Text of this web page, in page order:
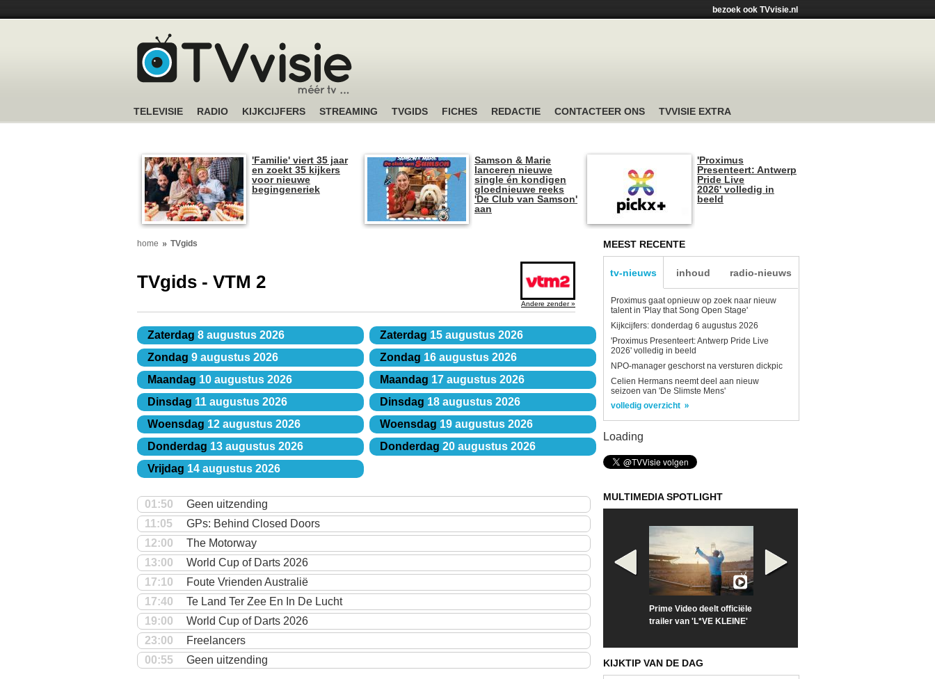
bezoek ook TVvisie.nl
TELEVISIE RADIO KIJKCIJFERS STREAMING TVGIDS FICHES REDACTIE CONTACTEER ONS TVVISIE EXTRA
'Familie' viert 35 jaar
en zoekt 35 kijkers
voor nieuwe
begingeneriek
Samson & Marie
lanceren nieuwe
single én kondigen
gloednieuwe reeks
'De Club van Samson'
aan
'Proximus
Presenteert: Antwerp
Pride Live
2026' volledig in
beeld
home TVgids
TVgids - VTM 2
Andere zender »
Zaterdag 8 augustus 2026
Zondag 9 augustus 2026
Maandag 10 augustus 2026
Dinsdag 11 augustus 2026
Woensdag 12 augustus 2026
Donderdag 13 augustus 2026
Vrijdag 14 augustus 2026
Zaterdag 15 augustus 2026
Zondag 16 augustus 2026
Maandag 17 augustus 2026
Dinsdag 18 augustus 2026
Woensdag 19 augustus 2026
Donderdag 20 augustus 2026
01:50
Geen uitzending
11:05
GPs: Behind Closed Doors
12:00
The Motorway
13:00
World Cup of Darts 2026
17:10
Foute Vrienden Australië
17:40
Te Land Ter Zee En In De Lucht
19:00
World Cup of Darts 2026
23:00
Freelancers
00:55
Geen uitzending
MEEST RECENTE
tv-nieuws inhoud radio-nieuws
Proximus gaat opnieuw op zoek naar nieuw
talent in 'Play that Song Open Stage'
Kijkcijfers: donderdag 6 augustus 2026
'Proximus Presenteert: Antwerp Pride Live
2026' volledig in beeld
NPO-manager geschorst na versturen dickpic
Celien Hermans neemt deel aan nieuw
seizoen van 'De Slimste Mens'
volledig overzicht
Loading
MULTIMEDIA SPOTLIGHT
Prime Video deelt officiële
trailer van 'L*VE KLEINE'
KIJKTIP VAN DE DAG